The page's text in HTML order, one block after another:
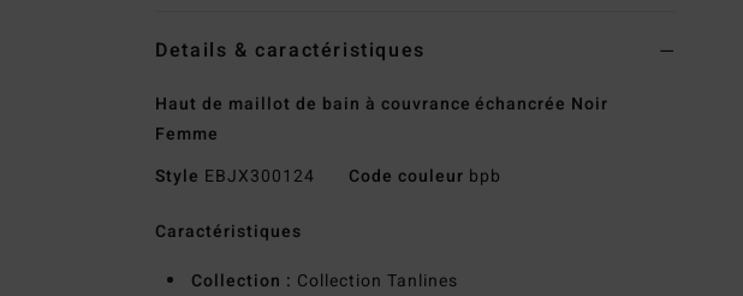
Details & caractéristiques
Haut de maillot de bain à couvrance échancrée Noir
Femme
Style EBJX300124 Code couleur bpb
Caractéristiques
Collection : Collection Tanlines